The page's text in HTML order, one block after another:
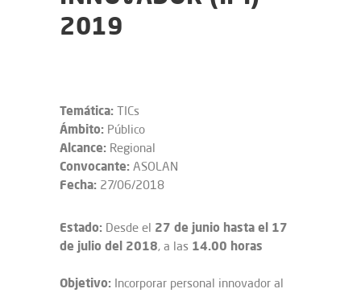
2019
Temática: TICs
Ámbito: Público
Alcance: Regional
Convocante: ASOLAN
Fecha: 27/06/2018
Estado: Desde el 27 de junio hasta el 17
de julio del 2018, a las 14.00 horas
Objetivo: Incorporar personal innovador al